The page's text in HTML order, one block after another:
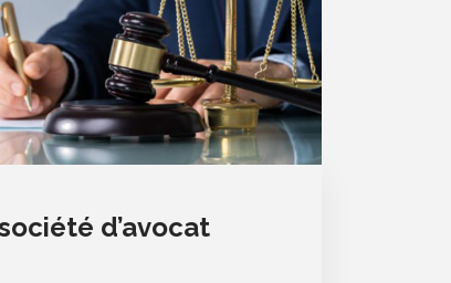
d’avocat